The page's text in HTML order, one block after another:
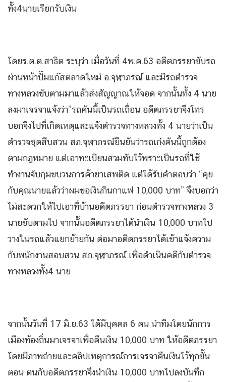
ทั้ง4นายเรียกรับเงิน
โดยร.ต.ต.สาธิต ระบุว่า เมื่อวันที่ 4พ.ค.63 อดีตภรรยาขับรถ
ผ่านหน้าปั๊มแก๊สตลาดใหม่ อ.จุฬาภรณ์ และมีรถตำรวจ
ทางหลวงขับตามมาแล้วส่งสัญญาณให้จอด จากนั้นทั้ง 4 นาย
ลงมาเจรจาแจ้งว่า”รถคันนี้เป็นรถเถื่อน อดีตภรรยาจึงโทร
บอกจึงไปที่เกิดเหตุและแจ้งตำรวจทางหลวงทั้ง 4 นายว่าเป็น
ตำรวจชุดสืบสวน สภ.จุฬาภรณ์ยืนยันว่ารถเก๋งคันนี้ถูกต้อง
ตามกฎหมาย แต่เอาทะเบียนสวมทับไว้พราะเป็นรถที่ใช้
ทำงานจับกุมขบวนการค้ายาเสพติด แต่ได้รับคำตอบว่า “คุย
กับคุณนายแล้วว่าผมขอเงินกินกาแฟ 10,000 บาท” จึงบอกว่า
ไม่สะดวกให้ไปเอาที่บ้านอดีตภรรยา ก่อนตำรวจทางหลวง 3
นายขับตามไป จากนั้นอดีตภรรยาได้นำเงิน 10,000 บาทไป
วางในรถแล้วแยกย้ายกัน ต่อมาอดีตภรรยาได้เข้าแจ้งความ
กับพนักงานสอบสวน สภ.จุฬาภรณ์ เพื่อดำเนินคดีกับตำรวจ
ทางหลวงทั้ง4 นาย
จากนั้นวันที่ 17 มิ.ย.63 ได้มีบุคคล 6 คน นำทีมโดยนักการ
เมืองท้องถิ่นมาเจรจาเพื่อคืนเงิน 10,000 บาท ให้อดีตภรรยา
โดยมีภาพถ่ายและคลิปเหตุการณ์การเจรจาคืนเงินไว้ทุกขั้น
ตอน ตนกับอดีตภรรยาจึงนำเงิน 10,000 บาทไปลงบันทึก